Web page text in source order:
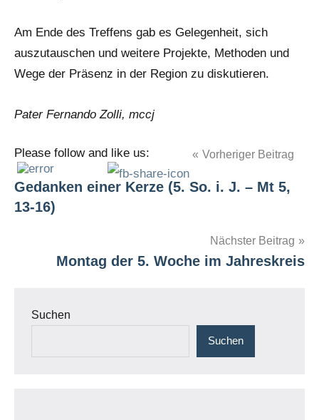
Am Ende des Treffens gab es Gelegenheit, sich
auszutauschen und weitere Projekte, Methoden und
Wege der Präsenz in der Region zu diskutieren.
Pater Fernando Zolli, mccj
Please follow and like us:
Schlagwörter
COP30
Laudato
si’
Beitragsnavigation Vorheriger Beitrag
Gedanken einer Kerze (5. So. i. J. – Mt 5,
13-16)
Nächster Beitrag
Montag der 5. Woche im Jahreskreis
Suchen
Suchen